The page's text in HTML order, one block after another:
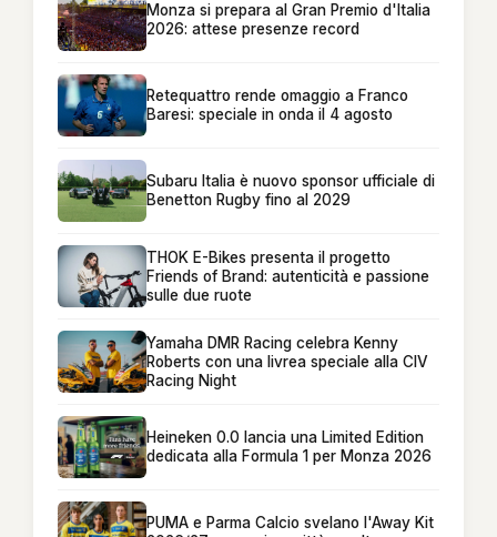
Monza si prepara al Gran Premio d'Italia
2026: attese presenze record
Retequattro rende omaggio a Franco
Baresi: speciale in onda il 4 agosto
Subaru Italia è nuovo sponsor ufficiale di
Benetton Rugby fino al 2029
THOK E-Bikes presenta il progetto
Friends of Brand: autenticità e passione
sulle due ruote
Yamaha DMR Racing celebra Kenny
Roberts con una livrea speciale alla CIV
Racing Night
Heineken 0.0 lancia una Limited Edition
dedicata alla Formula 1 per Monza 2026
PUMA e Parma Calcio svelano l'Away Kit